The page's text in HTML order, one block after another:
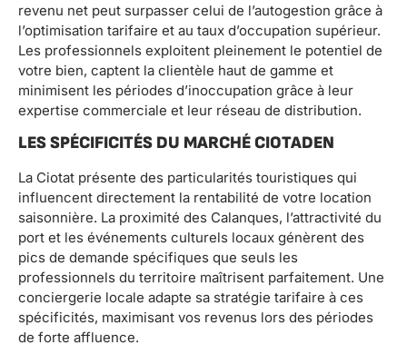
revenu net peut surpasser celui de l’autogestion grâce à
l’optimisation tarifaire et au taux d’occupation supérieur.
Les professionnels exploitent pleinement le potentiel de
votre bien, captent la clientèle haut de gamme et
minimisent les périodes d’inoccupation grâce à leur
expertise commerciale et leur réseau de distribution.
LES SPÉCIFICITÉS DU MARCHÉ CIOTADEN
La Ciotat présente des particularités touristiques qui
influencent directement la rentabilité de votre location
saisonnière. La proximité des Calanques, l’attractivité du
port et les événements culturels locaux génèrent des
pics de demande spécifiques que seuls les
professionnels du territoire maîtrisent parfaitement. Une
conciergerie locale adapte sa stratégie tarifaire à ces
spécificités, maximisant vos revenus lors des périodes
de forte affluence.